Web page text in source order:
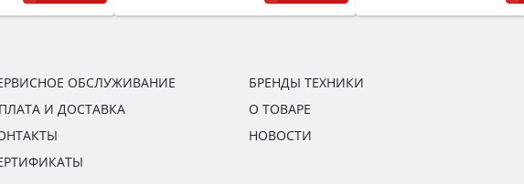
ОБСЛУЖИВАНИЕ
И ДОСТАВКА
БРЕНДЫ ТЕХНИКИ
О ТОВАРЕ
НОВОСТИ